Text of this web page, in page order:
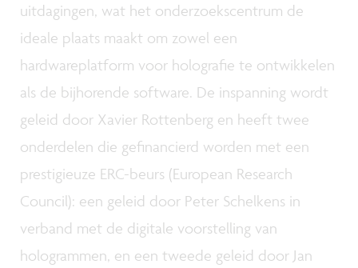
uitdagingen, wat het onderzoekscentrum de
ideale plaats maakt om zowel een
hardwareplatform voor holografie te ontwikkelen
als de bijhorende software. De inspanning wordt
geleid door Xavier Rottenberg en heeft twee
onderdelen die gefinancierd worden met een
prestigieuze ERC-beurs (European Research
Council): een geleid door Peter Schelkens in
verband met de digitale voorstelling van
hologrammen, en een tweede geleid door Jan